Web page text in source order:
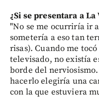
¿Si se presentara a
"No se me ocurriría ir
sometería a eso tan
risas). Cuando me
televisado, no existía
borde del
hacerlo elegiría una
con la que estuviera